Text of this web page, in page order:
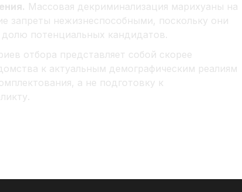
Массовая декриминализация марихуаны на
запреты нежизнеспособными, поскольку они
потенциальных кандидатов.
отбора представляет собой скорее
к актуальным демографическим реалиям
а не подготовку к